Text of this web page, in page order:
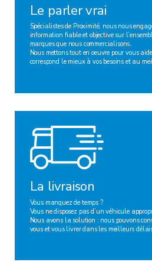
Le parler vrai
Spécialistes de Proximité, nous nous
information fiable et objective sur
marques que nous commercialisons.
Nous mettons tout en oeuvre pour vous
correspond le mieux à vos besoins et au
La livraison
Vous manquez de temps ?
Vous ne disposez pas d’un véhicule
Nous avons la solution : nous pouvons
vous et vous livrer dans les meilleurs